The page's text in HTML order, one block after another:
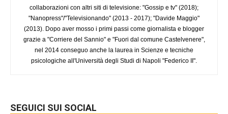
collaborazioni con altri siti di televisione: "Gossip e tv" (2018);
"Nanopress"/"Televisionando" (2013 - 2017); "Davide Maggio"
(2013). Dopo aver mosso i primi passi come giornalista e blogger
grazie a "Corriere del Sannio" e "Fuori dal comune Castelvenere",
nel 2014 conseguo anche la laurea in Scienze e tecniche
psicologiche all'Università degli Studi di Napoli "Federico II".
SEGUICI SUI SOCIAL